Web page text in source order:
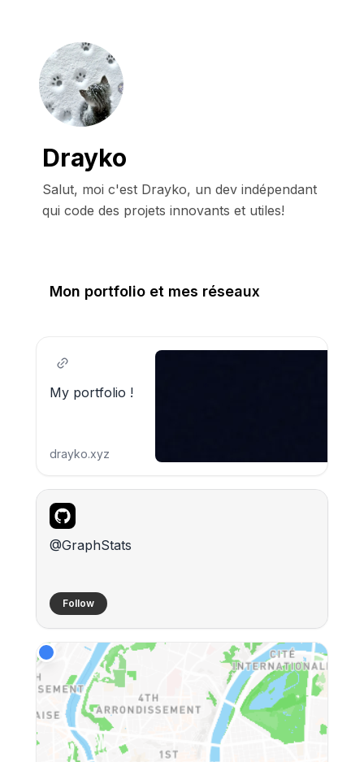
Drayko
Salut, moi c'est Drayko, un dev indépendant
qui code des projets innovants et utiles!
My portfolio !
drayko.xyz
@GraphStats
Follow
Mon portfolio et mes réseaux